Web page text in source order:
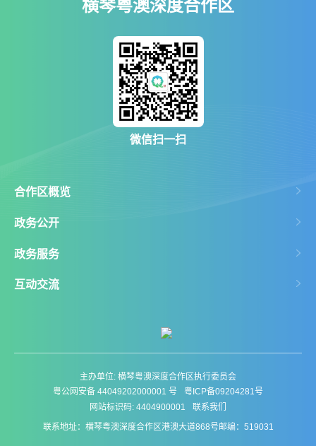
横琴粤澳深度合作区
微信扫一扫
合作区概览
政务公开
政务服务
互动交流
主办单位: 横琴粤澳深度合作区执行委员会
粤公网安备 44049202000001 号
粤ICP备09204281号
网站标识码: 4404900001
联系我们
联系地址：横琴粤澳深度合作区港澳大道868号邮编：519031